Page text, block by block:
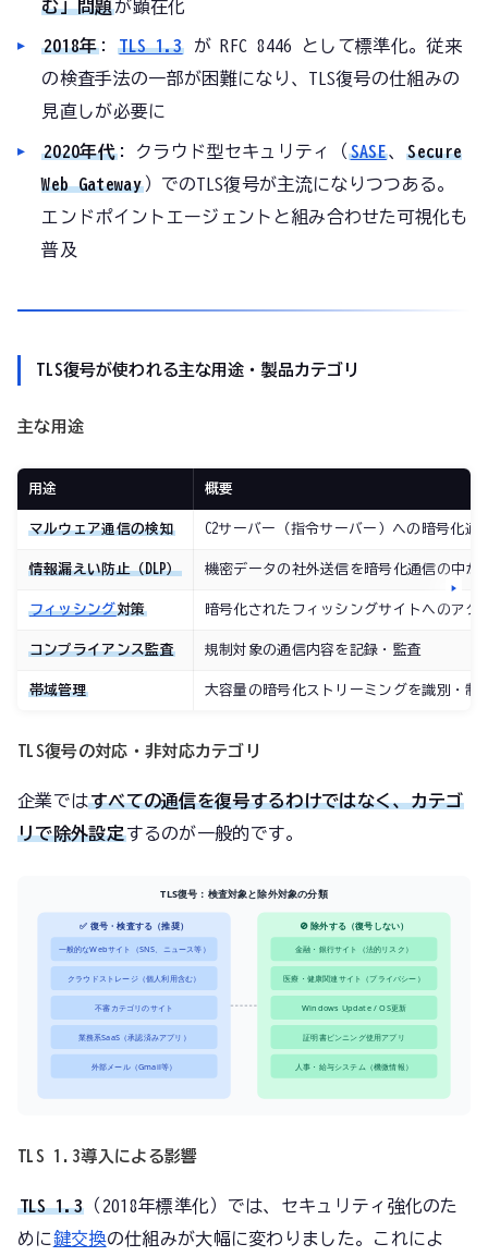
む」問題が顕在化
2018年 : TLS 1.3 が RFC 8446 として標準化。従来
の検査手法の一部が困難になり、TLS復号の仕組みの
見直しが必要に
2020年代: クラウド型セキュリティ（ SASE、 Secure
Web Gateway）でのTLS復号が主流になりつつある。
エンドポイントエージェントと組み合わせた可視化も
普及
TLS復号が使われる主な用途・製品カテゴリ
主な用途
用途 概要
マルウェア通信の検知 C2サーバー（指令サーバー）への暗号化通
情報漏えい防止（DLP） 機密データの社外送信を暗号化通信の中か
フィッシング対策 暗号化されたフィッシングサイトへのアク
コンプライアンス監査 規制対象の通信内容を記録・監査
帯域管理 大容量の暗号化ストリーミングを識別・制
TLS復号の対応・非対応カテゴリ
企業ではすべての通信を復号するわけではなく、カテゴ
リで除外設定するのが一般的です。
TLS復号：検査対象と除外対象の分類
✅ 復号・検査する（推奨）
一般的なWebサイト（SNS、ニュース等）
クラウドストレージ（個人利用含む）
不審カテゴリのサイト
業務系SaaS（承認済みアプリ）
外部メール（Gmail等）
🚫 除外する（復号しない）
金融・銀行サイト（法的リスク）
医療・健康関連サイト（プライバシー）
Windows Update / OS更新
証明書ピンニング使用アプリ
人事・給与システム（機微情報）
TLS 1.3導入による影響
TLS 1.3 （2018年標準化）では、セキュリティ強化のた
めに鍵交換の仕組みが大幅に変わりました。これによ